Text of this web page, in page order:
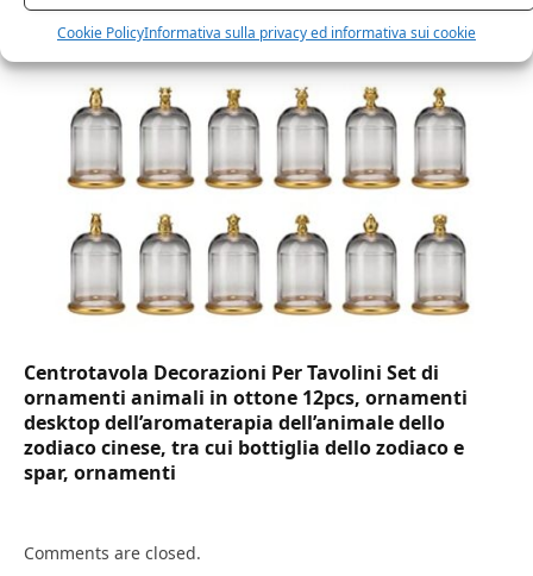
Cookie PolicyInformativa sulla privacy ed informativa sui cookie
usa e getta bicchiere riciclabili per acqua bevande
birra cocktail drink
Centrotavola Decorazioni Per Tavolini Set di
ornamenti animali in ottone 12pcs, ornamenti
desktop dell’aromaterapia dell’animale dello
zodiaco cinese, tra cui bottiglia dello zodiaco e
spar, ornamenti
Comments are closed.